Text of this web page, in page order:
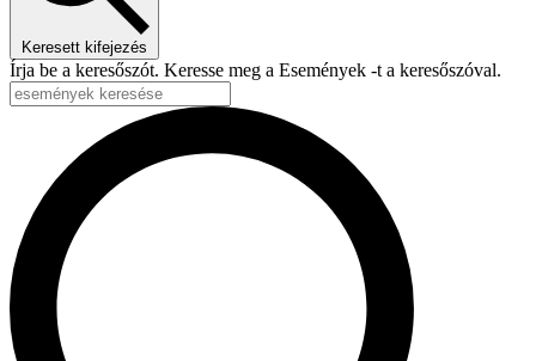
Keresett kifejezés
Írja be a keresőszót. Keresse meg a Események -t a keresőszóval.